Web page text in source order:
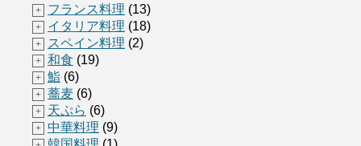
+ フランス料理 (13)
+ イタリア料理 (18)
+ スペイン料理 (2)
+ 和食 (19)
+ 鮨 (6)
+ 蕎麦 (6)
+ 天ぷら (6)
+ 中華料理 (9)